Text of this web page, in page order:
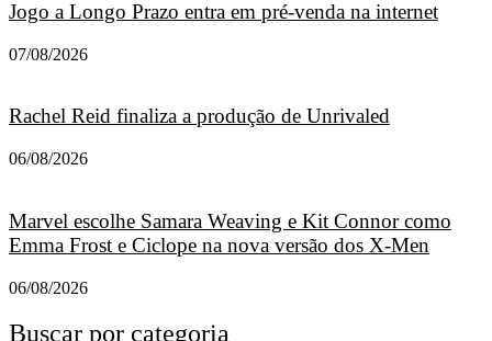
Jogo a Longo Prazo entra em pré-venda na internet
07/08/2026
Rachel Reid finaliza a produção de Unrivaled
06/08/2026
Marvel escolhe Samara Weaving e Kit Connor como
Emma Frost e Ciclope na nova versão dos X-Men
06/08/2026
Buscar por categoria